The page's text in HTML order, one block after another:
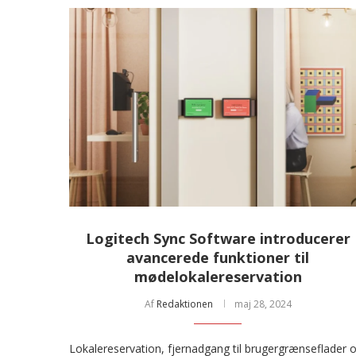
Logitech Sync Software introducerer
avancerede funktioner til
mødelokalereservation
Af Redaktionen maj 28, 2024
Lokalereservation, fjernadgang til brugergrænseflader